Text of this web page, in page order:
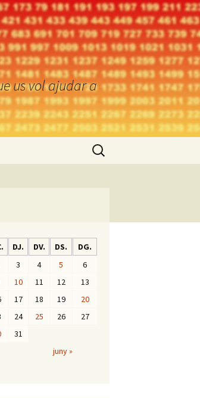
us vol ajudar a
Cerca:
DJ. DV. DS. DG.
juny »
3 4 5
6
10 11 12
13
17 18 19
20
24 25 26
27
31